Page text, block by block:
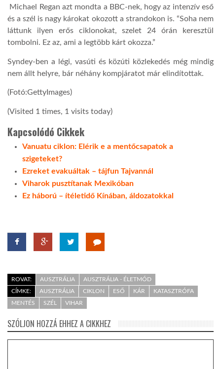
Michael Regan azt mondta a BBC-nek, hogy az intenzív eső
és a szél is nagy károkat okozott a strandokon is. “Soha nem
láttunk ilyen erős ciklonokat, szelet 24 órán keresztül
tombolni. Ez az, ami a legtöbb kárt okozza.”
Syndey-ben a légi, vasúti és közúti közlekedés még mindig
nem állt helyre, bár néhány kompjáratot már elindítottak.
(Fotó:GettyImages)
(Visited 1 times, 1 visits today)
Kapcsolódó Cikkek
Vanuatu ciklon: Elérik e a mentőcsapatok a
szigeteket?
Ezreket evakuáltak – tájfun Tajvannál
Viharok pusztítanak Mexikóban
Ez háború – ítéletidő Kínában, áldozatokkal
ROVAT: AUSZTRÁLIA
AUSZTRÁLIA - ÉLETMÓD
CÍMKE:
AUSZTRÁLIA CIKLON ESŐ KÁR
KATASZTRÓFA
MENTÉS
SZÉL VIHAR
SZÓLJON HOZZÁ EHHEZ A CIKKHEZ